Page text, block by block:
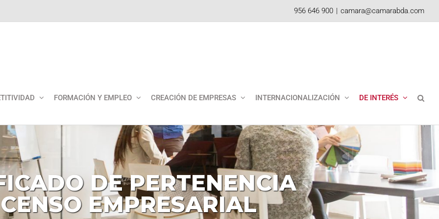
956 646 900 | camara@camarabda.com
FORMACIÓN Y EMPLEO CREACIÓN DE EMPRESAS INTERNACIONALIZACIÓN DE INTERÉS
DE PERTENENCIA
CENSO EMPRESARIAL